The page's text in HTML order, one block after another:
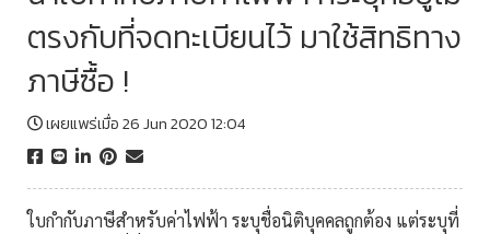
ตรงกับที่จดทะเบียนไว้ มาใช้สิทธิทาง
ภาษีซื้อ !
เผยแพร่เมื่อ 26 Jun 2020 12:04
ใบกำกับภาษีสำหรับค่าไฟฟ้า ระบุชื่อนิติบุคคลถูกต้อง แต่ระบุที่